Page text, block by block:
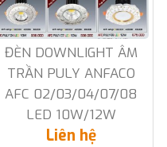
ĐÈN DOWNLIGHT ÂM
TRẦN PULY ANFACO
AFC 02/03/04/07/08
LED 10W/12W
Liên hệ